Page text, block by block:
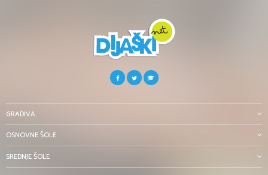
GRADIVA
OSNOVNE ŠOLE
SREDNJE ŠOLE